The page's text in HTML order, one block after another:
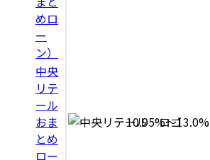
めロ
ー
ン）
中央
リテ
ール
おま
とめ
ロー
10.95%～13.0%